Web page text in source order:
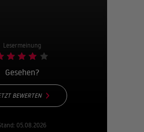
Lesermeinung
Gesehen?
BEWERTEN
05.08.2026